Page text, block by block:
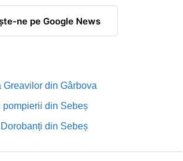
ne pe Google News
din Gârbova
pompierii din Sebeș
din Sebeș